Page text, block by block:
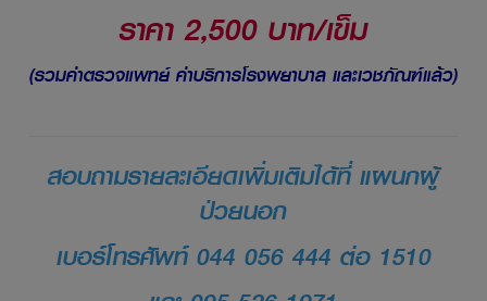
ราคา 2,500 บาท/เข็ม
(รวมค่าตรวจแพทย์ ค่าบริการโรงพยาบาล และเวชภัณฑ์แล้ว)
สอบถามรายละเอียดเพิ่มเติมได้ที่ แผนกผู้
ป่วยนอก
เบอร์โทรศัพท์ 044 056 444 ต่อ 1510